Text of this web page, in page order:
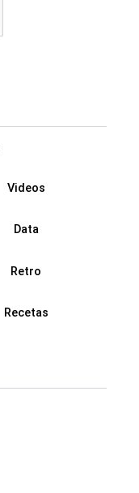
Videos
Data
Retro
Recetas